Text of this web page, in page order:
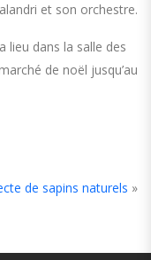
et son orchestre.
lieu dans la salle des
de noël jusqu’au
de sapins naturels »